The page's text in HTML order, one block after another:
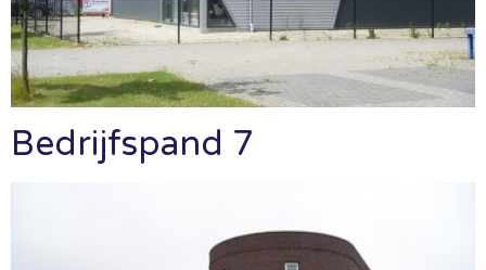
Bedrijfspand 7